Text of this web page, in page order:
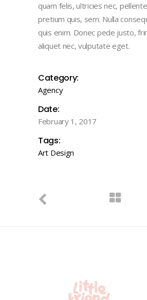
quam felis, ultricies nec,
pretium quis, sem. Nulla
quis enim. Donec pede justo,
aliquet nec, vulputate eget.
Category:
Agency
Date:
February 1, 2017
Tags:
Art Design